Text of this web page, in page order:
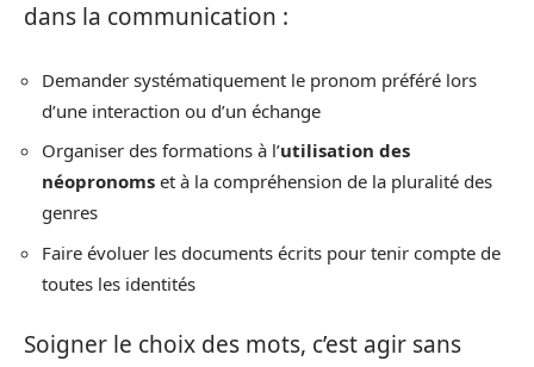
dans la communication :
Demander systématiquement le pronom préféré lors
d’une interaction ou d’un échange
Organiser des formations à l’utilisation des
néopronoms et à la compréhension de la pluralité des
genres
Faire évoluer les documents écrits pour tenir compte de
toutes les identités
Soigner le choix des mots, c’est agir sans